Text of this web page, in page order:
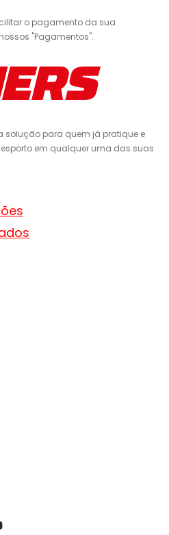
o pagamento da sua
"Pagamentos".
solução para quem já pratique e
em qualquer uma das suas